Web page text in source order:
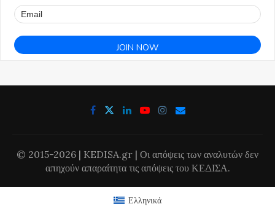
© 2015-2026 | KEDISA.gr | Οι απόψεις των αναλυτών δεν
απηχούν απαραίτητα τις απόψεις του ΚΕΔΙΣΑ.
Ελληνικά